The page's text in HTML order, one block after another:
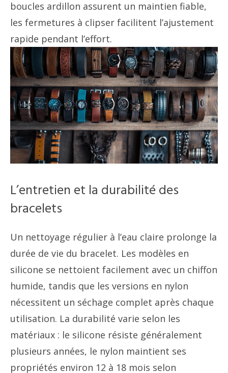
boucles ardillon assurent un maintien fiable,
les fermetures à clipser facilitent l’ajustement
rapide pendant l’effort.
L’entretien et la durabilité des
bracelets
Un nettoyage régulier à l’eau claire prolonge la
durée de vie du bracelet. Les modèles en
silicone se nettoient facilement avec un chiffon
humide, tandis que les versions en nylon
nécessitent un séchage complet après chaque
utilisation. La durabilité varie selon les
matériaux : le silicone résiste généralement
plusieurs années, le nylon maintient ses
propriétés environ 12 à 18 mois selon